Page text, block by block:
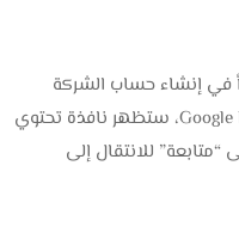
في إنشاء حساب الشركة
الخاص بنشاطك التجاري على متجر Google Play، ستظهر نافذة تحتوي
للانتقال إلى